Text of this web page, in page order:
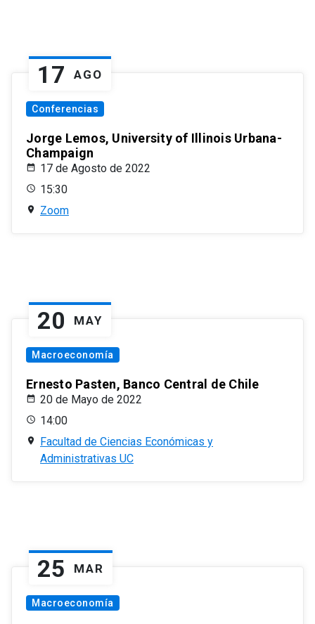
17 AGO
Conferencias
Jorge Lemos, University of Illinois Urbana-
Champaign
17 de Agosto de 2022
15:30
Zoom
20 MAY
Macroeconomía
Ernesto Pasten, Banco Central de Chile
20 de Mayo de 2022
14:00
Facultad de Ciencias Económicas y
Administrativas UC
25 MAR
Macroeconomía